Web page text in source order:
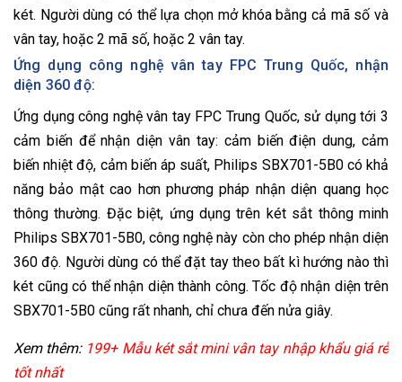
két. Người dùng có thể lựa chọn mở khóa bằng cả mã số và
vân tay, hoặc 2 mã số, hoặc 2 vân tay.
Ứng dụng công nghệ vân tay FPC Trung Quốc, nhận
diện 360 độ:
Ứng dụng công nghệ vân tay FPC Trung Quốc, sử dụng tới 3
cảm biến để nhận diện vân tay: cảm biến điện dung, cảm
biến nhiệt độ, cảm biến áp suất, Philips SBX701-5B0 có khả
năng bảo mật cao hơn phương pháp nhận diện quang học
thông thường. Đặc biệt, ứng dụng trên két sắt thông minh
Philips SBX701-5B0, công nghệ này còn cho phép nhận diện
360 độ. Người dùng có thể đặt tay theo bất kì hướng nào thì
két cũng có thể nhận diện thành công. Tốc độ nhận diện trên
SBX701-5B0 cũng rất nhanh, chỉ chưa đến nửa giây.
Xem thêm: 199+ Mẫu két sắt mini vân tay nhập khẩu giá rẻ
tốt nhất